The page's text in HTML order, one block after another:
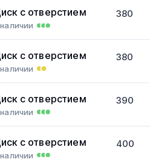
с отверстием 380
с отверстием 380
с отверстием 390
с отверстием 400